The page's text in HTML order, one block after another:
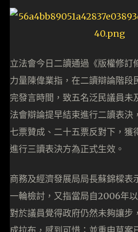
立法會今日二讀通過《版權修訂
力量陳偉業指，在二讀辯論階段
完發言時間，致五名泛民議員未
法會辯論提早結束進行二讀表決
七票贊成、二十五票反對下，獲
進行三讀表決方為正式生效。
商務及經濟發展局局長蘇錦樑表
一輪檢討，又指當局自2006年
對於議員覺得政府仍然未夠讓步